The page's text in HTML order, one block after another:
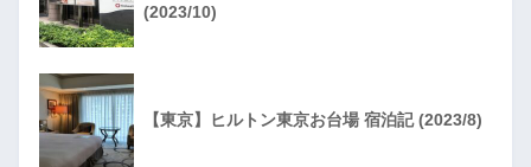
(2023/10)
【東京】ヒルトン東京お台場 宿泊記 (2023/8)